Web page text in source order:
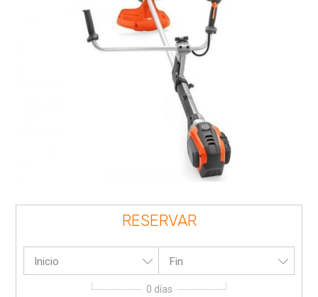
RESERVAR
Inicio Fin
0 días